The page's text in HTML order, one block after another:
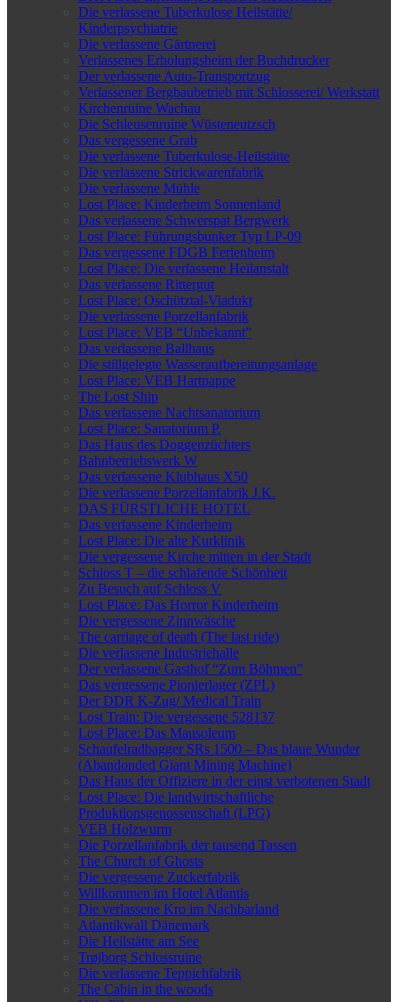
Die verlassene Tuberkulose Heilstätte/
Kinderpsychiatrie
Die verlassene Gärtnerei
Verlassenes Erholungsheim der Buchdrucker
Der verlassene Auto-Transportzug
Verlassener Bergbaubetrieb mit Schlosserei/ Werkstatt
Kirchenruine Wachau
Die Schleusenruine Wüsteneutzsch
Das vergessene Grab
Die verlassene Tuberkulose-Heilstätte
Die verlassene Strickwarenfabrik
Die verlassene Mühle
Lost Place: Kinderheim Sonnenland
Das verlassene Schwerspat Bergwerk
Lost Place: Führungsbunker Typ LP-09
Das vergessene FDGB Ferienheim
Lost Place: Die verlassene Heilanstalt
Das verlassene Rittergut
Lost Place: Oschütztal-Viadukt
Die verlassene Porzellanfabrik
Lost Place: VEB “Unbekannt”
Das verlassene Ballhaus
Die stillgelegte Wasseraufbereitungsanlage
Lost Place: VEB Hartpappe
The Lost Ship
Das verlassene Nachtsanatorium
Lost Place: Sanatorium P.
Das Haus des Doggenzüchters
Bahnbetriebswerk W
Das verlassene Klubhaus X50
Die verlassene Porzellanfabrik J.K.
DAS FÜRSTLICHE HOTEL
Das verlassene Kinderheim
Lost Place: Die alte Kurklinik
Die vergessene Kirche mitten in der Stadt
Schloss T – die schlafende Schönheit
Zu Besuch auf Schloss V
Lost Place: Das Horror Kinderheim
Die vergessene Zinnwäsche
The carriage of death (The last ride)
Die verlassene Industriehalle
Der verlassene Gasthof “Zum Böhmen”
Das vergessene Pionierlager (ZPL)
Der DDR K-Zug/ Medical Train
Lost Train: Die vergessene 528137
Lost Place: Das Mausoleum
Schaufelradbagger SRs 1500 – Das blaue Wunder
(Abandonded Giant Mining Machine)
Das Haus der Offiziere in der einst verbotenen Stadt
Lost Place: Die landwirtschaftliche
Produktionsgenossenschaft (LPG)
VEB Holzwurm
Die Porzellanfabrik der tausend Tassen
The Church of Ghosts
Die vergessene Zuckerfabrik
Willkommen im Hotel Atlantis
Die verlassene Kro im Nachbarland
Atlantikwall Dänemark
Die Heilstätte am See
Trøjborg Schlossruine
Die verlassene Teppichfabrik
The Cabin in the woods